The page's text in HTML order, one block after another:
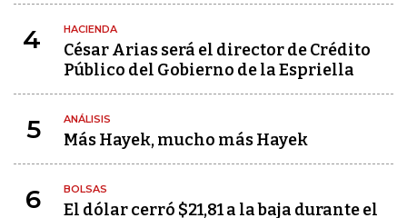
4 HACIENDA
César Arias será el director de Crédito
Público del Gobierno de la Espriella
5 ANÁLISIS
Más Hayek, mucho más Hayek
6 BOLSAS
El dólar cerró $21,81 a la baja durante el